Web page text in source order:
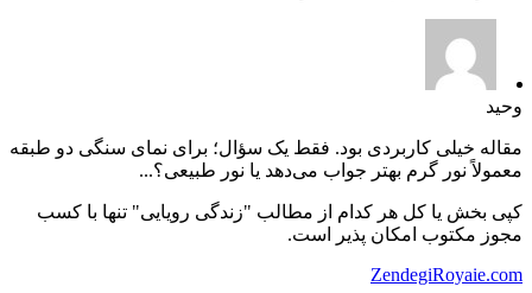
وحید
مقاله خیلی کاربردی بود. فقط یک سؤال؛ برای نمای سنگی دو طبقه
معمولاً نور گرم بهتر جواب می‌دهد یا نور طبیعی؟...
کپی بخش یا کل هر کدام از مطالب "زندگی رویایی" تنها با کسب
مجوز مکتوب امکان پذیر است.
ZendegiRoyaie.com